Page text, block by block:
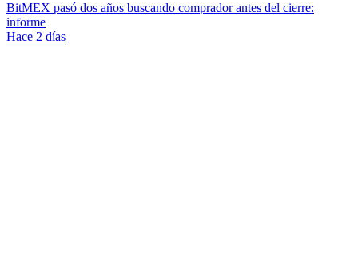
BitMEX pasó dos años buscando comprador antes del cierre:
informe
Hace 2 días